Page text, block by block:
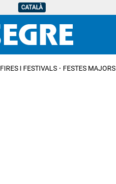
CATALÀ
FIRES I FESTIVALS FESTES MAJORS